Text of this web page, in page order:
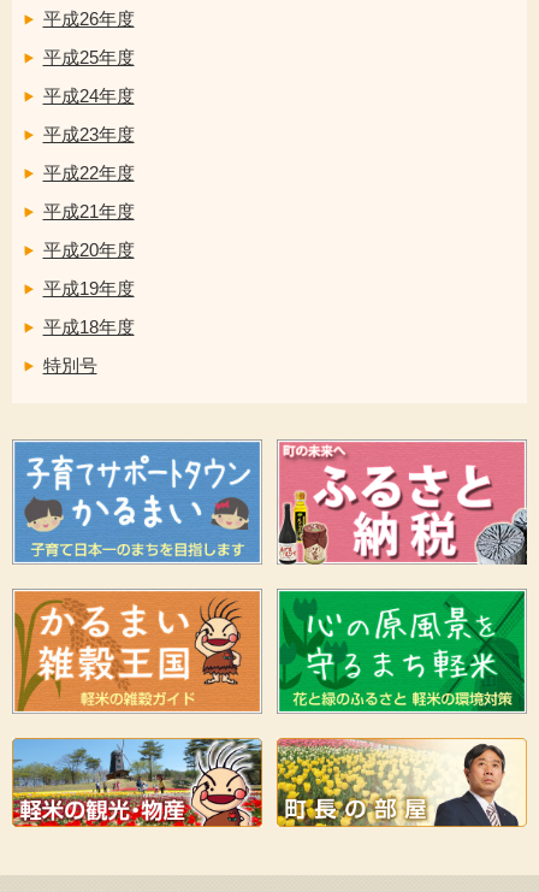
平成26年度
平成25年度
平成24年度
平成23年度
平成22年度
平成21年度
平成20年度
平成19年度
平成18年度
特別号